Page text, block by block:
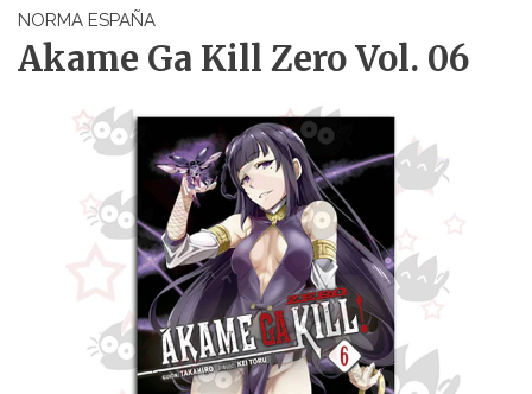
NORMA ESPAÑA
Akame Ga Kill Zero Vol. 06